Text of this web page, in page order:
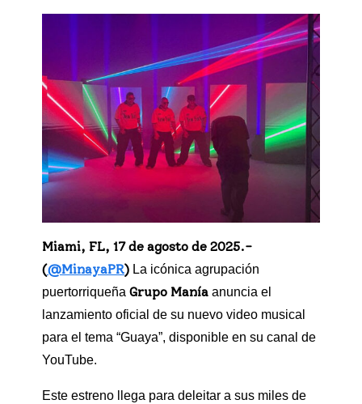
Miami, FL, 17 de agosto de 2025.-
(@MinayaPR) La icónica agrupación
puertorriqueña Grupo Manía anuncia el
lanzamiento oficial de su nuevo video musical
para el tema “Guaya”, disponible en su canal de
YouTube.
Este estreno llega para deleitar a sus miles de